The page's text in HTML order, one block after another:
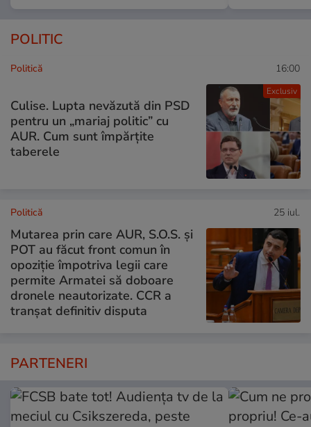
POLITIC
Exclusiv
Politică 16:00
Culise. Lupta nevăzută din PSD
pentru un „mariaj politic” cu
AUR. Cum sunt împărțite
taberele
Politică 25 iul.
Mutarea prin care AUR, S.O.S. și
POT au făcut front comun în
opoziție împotriva legii care
permite Armatei să doboare
dronele neautorizate. CCR a
tranșat definitiv disputa
PARTENERI